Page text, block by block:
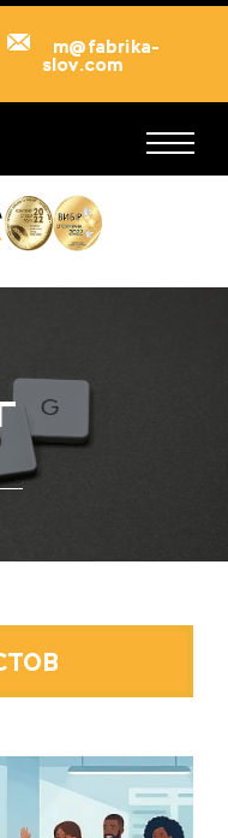
m@fabrika-
slov.com